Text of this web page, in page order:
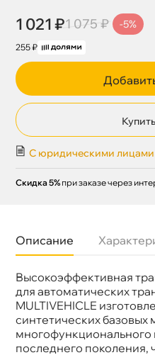
1 021 ₽1 075 ₽ -5%
255 ₽
С юридическими лицами
Скидка 5% при заказе через
Описание
ысокоэффективная
для автоматических
MULTIVEHICLE
синтетических базовых
многофункционального
последнего поколения,
Бренд
Rolf
Синтетика
Спецификации
TOYOTA
Объем
1л
Артикул
322287
Применение
АКПП, ГУР